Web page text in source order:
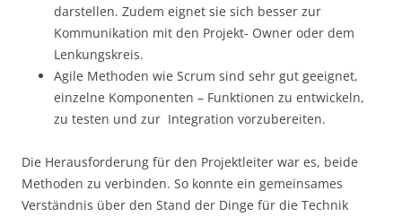
darstellen. Zudem eignet sie sich besser zur
Kommunikation mit den Projekt- Owner oder dem
Lenkungskreis.
Agile Methoden wie Scrum sind sehr gut geeignet,
einzelne Komponenten – Funktionen zu entwickeln,
zu testen und zur Integration vorzubereiten.
Die Herausforderung für den Projektleiter war es, beide
Methoden zu verbinden. So konnte ein gemeinsames
Verständnis über den Stand der Dinge für die Technik